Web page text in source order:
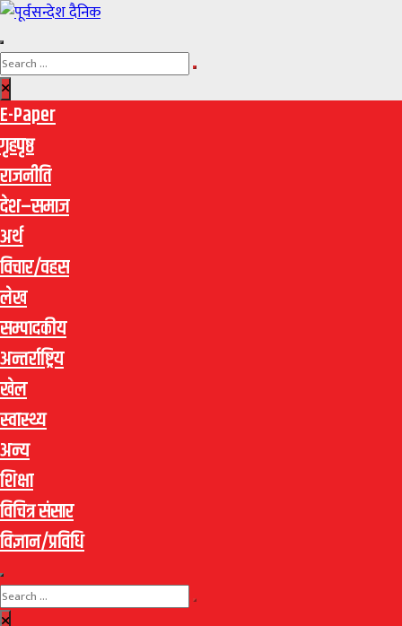
E-Paper
गृहपृष्ठ
राजनीति
देश–समाज
अर्थ
विचार/वहस
लेख
सम्पादकीय
अन्तर्राष्ट्रिय
खेल
स्वास्थ्य
अन्य
शिक्षा
विचित्र संसार
विज्ञान/प्रविधि